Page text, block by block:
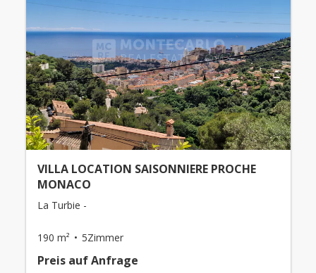
VILLA LOCATION SAISONNIERE PROCHE
MONACO
La Turbie -
190 m² 5Zimmer
Preis auf Anfrage